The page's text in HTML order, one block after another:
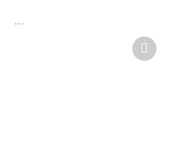
Avec la croissance du traitement